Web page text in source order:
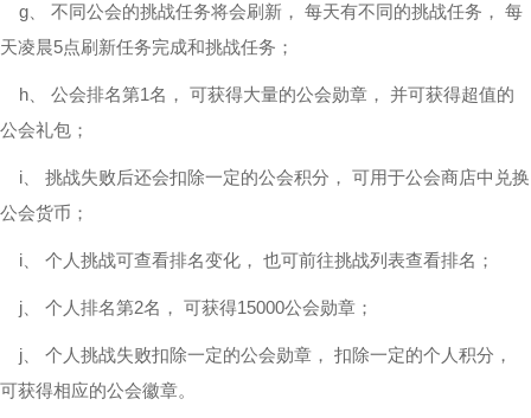
g、 不同公会的挑战任务将会刷新， 每天有不同的挑战任务， 每
天凌晨5点刷新任务完成和挑战任务；
h、 公会排名第1名， 可获得大量的公会勋章， 并可获得超值的
公会礼包；
i、 挑战失败后还会扣除一定的公会积分， 可用于公会商店中兑换
公会货币；
i、 个人挑战可查看排名变化， 也可前往挑战列表查看排名；
j、 个人排名第2名， 可获得15000公会勋章；
j、 个人挑战失败扣除一定的公会勋章， 扣除一定的个人积分，
可获得相应的公会徽章。